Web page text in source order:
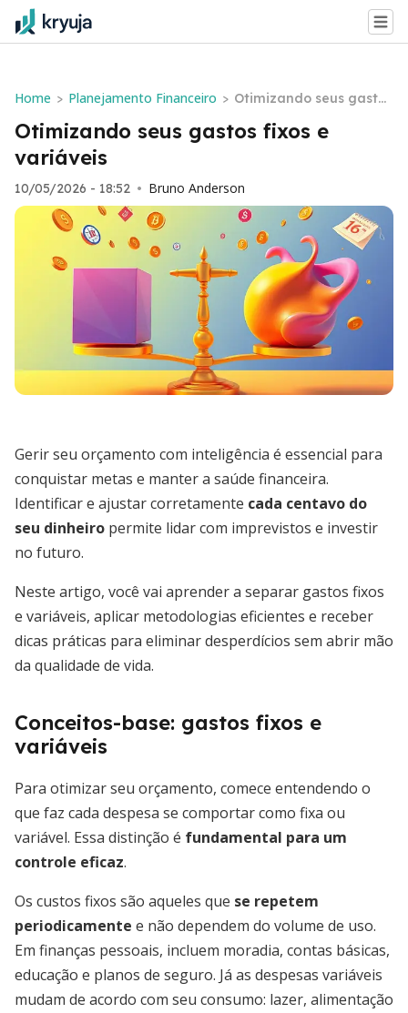
Home > Planejamento Financeiro > Otimizando seus gastos
fixos e variáveis
Otimizando seus gastos fixos e
variáveis
10/05/2026 - 18:52 • Bruno Anderson
Gerir seu orçamento com inteligência é essencial para
conquistar metas e manter a saúde financeira.
Identificar e ajustar corretamente cada centavo do
seu dinheiro permite lidar com imprevistos e investir
no futuro.
Neste artigo, você vai aprender a separar gastos fixos
e variáveis, aplicar metodologias eficientes e receber
dicas práticas para eliminar desperdícios sem abrir mão
da qualidade de vida.
Conceitos-base: gastos fixos e
variáveis
Para otimizar seu orçamento, comece entendendo o
que faz cada despesa se comportar como fixa ou
variável. Essa distinção é fundamental para um
controle eficaz.
Os custos fixos são aqueles que se repetem
periodicamente e não dependem do volume de uso.
Em finanças pessoais, incluem moradia, contas básicas,
educação e planos de seguro. Já as despesas variáveis
mudam de acordo com seu consumo: lazer, alimentação